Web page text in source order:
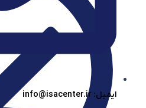
ایمیل: info@isacenter.ir